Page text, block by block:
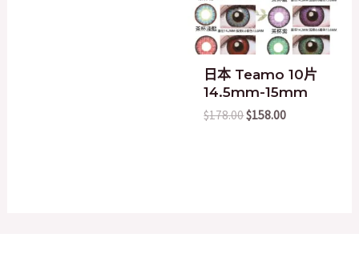
日本 Teamo 10片
14.5mm-15mm
$178.00$158.00